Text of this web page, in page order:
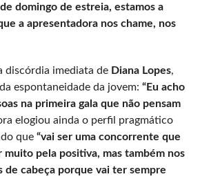
domingo de estreia, estamos a
a apresentadora nos chame, nos
discórdia imediata de Diana Lopes,
espontaneidade da jovem: “Eu acho
na primeira gala que não pensam
elogiou ainda o perfil pragmático
que “vai ser uma concorrente que
muito pela positiva, mas também nos
de cabeça porque vai ter sempre